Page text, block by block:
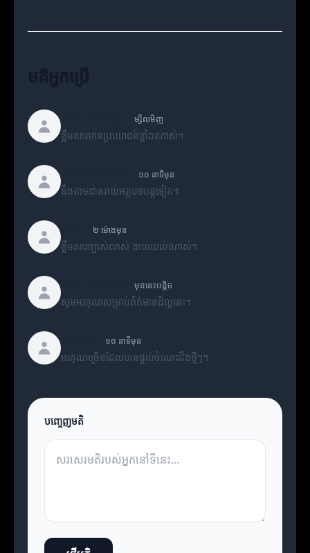
ម្សិលមិញ
ខ្លឹមសារមានប្រយោជន៍ខ្លាំងណាស់។
១០ នាទីមុន
នឹងតាមដានរាល់អត្ថបទបន្តទៀត។
២ ម៉ោងមុន
ខ្លឹមសារច្បាស់លាស់ ងាយយល់ណាស់។
មុននេះបន្តិច
សូមអរគុណសម្រាប់ព័ត៌មានដ៏ល្អនេះ។
១០ នាទីមុន
អរគុណច្រើនដែលបានផ្តល់ចំណេះដឹងថ្មីៗ។
បញ្ចេញមតិ